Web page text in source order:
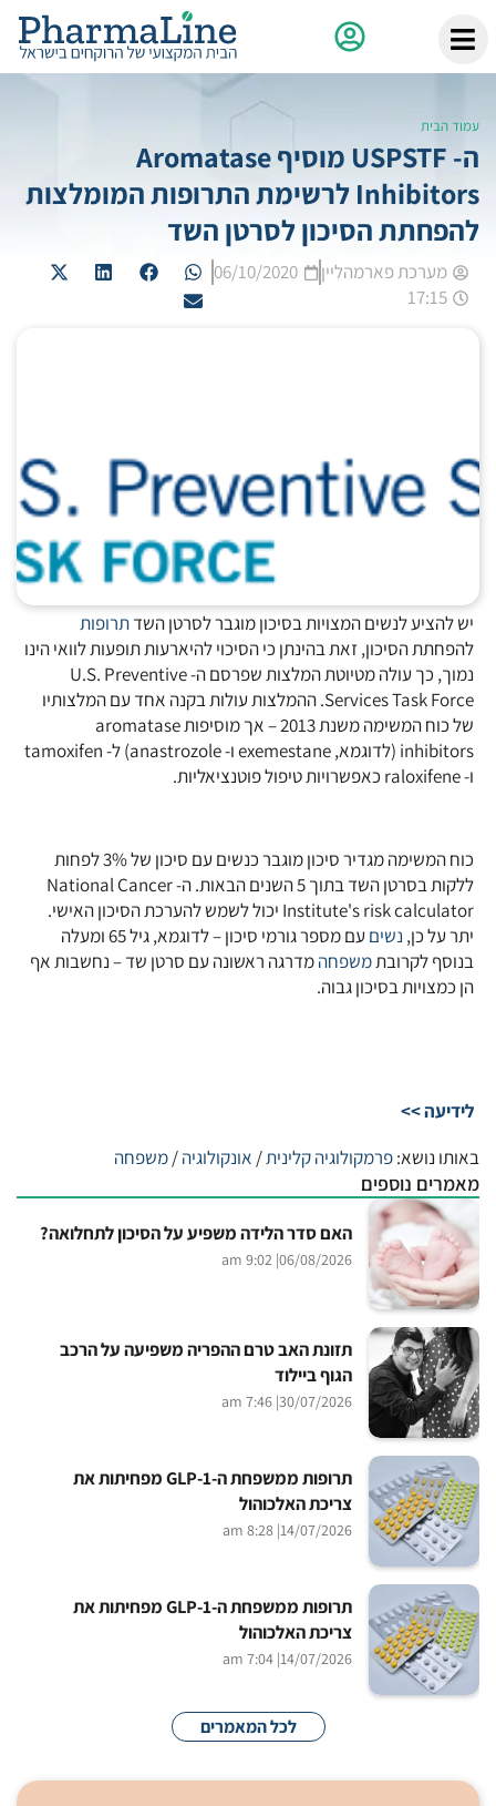
עמוד הבית
ה- USPSTF מוסיף Aromatase
Inhibitors לרשימת התרופות המומלצות
להפחתת הסיכון לסרטן השד
מערכת פארמהליין
06/10/2020
17:15
יש להציע לנשים המצויות בסיכון מוגבר לסרטן השדתרופות
להפחתת הסיכון, זאת בהינתן כי הסיכוי להיארעות תופעות לוואי הינו
נמוך, כך עולה מטיוטת המלצות שפרסם ה- U.S. Preventive
Services Task Force. ההמלצות עולות בקנה אחד עם המלצותיו
של כוח המשימה משנת 2013 – אך מוסיפות aromatase
inhibitors (לדוגמא, exemestane ו- anastrozole) ל- tamoxifen
ו- raloxifene כאפשרויות טיפול פוטנציאליות.
כוח המשימה מגדיר סיכון מוגבר כנשים עם סיכון של 3% לפחות
ללקות בסרטן השד בתוך 5 השנים הבאות. ה- National Cancer
Institute's risk calculator יכול לשמש להערכת הסיכון האישי.
יתר על כן, נשים
עם מספר גורמי סיכון – לדוגמא, גיל 65 ומעלה
בנוסף לקרובתמשפחהמדרגה ראשונה עם סרטן שד – נחשבות אף
הן כמצויות בסיכון גבוה.
לידיעה >>
באותו נושא:פרמקולוגיה קלינית/ אונקולוגיה/משפחה
מאמרים נוספים
האם סדר הלידה משפיע על הסיכון לתחלואה?
06/08/2026
| 9:02 am
תזונת האב טרם ההפריה משפיעה על הרכב
הגוף ביילוד
30/07/2026
| 7:46 am
תרופות ממשפחת ה-GLP-1 מפחיתות את
צריכת האלכוהול
14/07/2026
| 8:28 am
תרופות ממשפחת ה-GLP-1 מפחיתות את
צריכת האלכוהול
14/07/2026
| 7:04 am
לכל המאמרים